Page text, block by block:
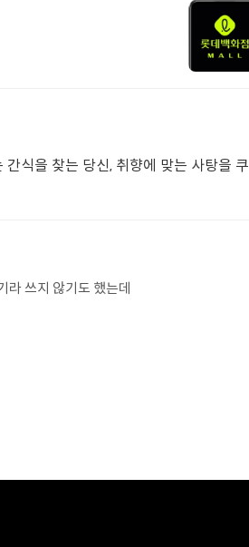
식을 찾는 당신, 취향에 맞는 사탕을 쿠
라 쓰지 않기도 했는데